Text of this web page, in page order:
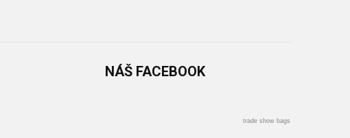
NÁŠ FACEBOOK
trade show bags